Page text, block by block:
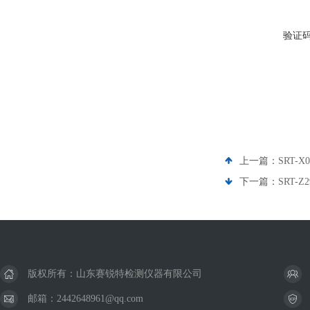
验证
上一篇： SRT-
下一篇： SRT-
版权所有：山东赛锐特检测仪器有限公司
邮箱：2442648961@qq.com